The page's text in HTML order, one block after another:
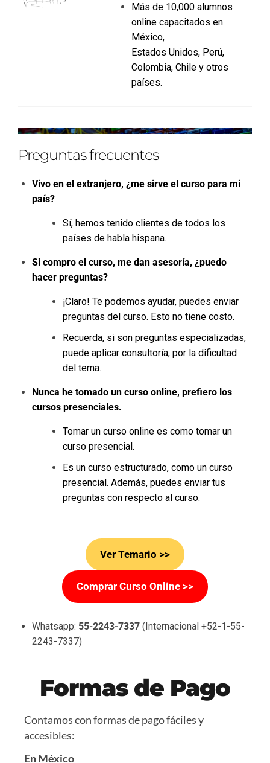
Más de 10,000 alumnos
online capacitados en
México,
Estados Unidos, Perú,
Colombia, Chile y otros
países.
Preguntas frecuentes
Vivo en el extranjero, ¿me sirve el curso para mi
país?
Sí, hemos tenido clientes de todos los
países de habla hispana.
Si compro el curso, me dan asesoría, ¿puedo
hacer preguntas?
¡Claro! Te podemos ayudar, puedes enviar
preguntas del curso. Esto no tiene costo.
Recuerda, si son preguntas especializadas,
puede aplicar consultoría, por la dificultad
del tema.
Nunca he tomado un curso online, prefiero los
cursos presenciales.
Tomar un curso online es como tomar un
curso presencial.
Es un curso estructurado, como un curso
presencial. Además, puedes enviar tus
preguntas con respecto al curso.
Ver Temario >>
Comprar Curso Online >>
Whatsapp: 55-2243-7337(Internacional +52-1-55-
2243-7337)
Formas de Pago
Contamos con formas de pago fáciles y
accesibles:
En México